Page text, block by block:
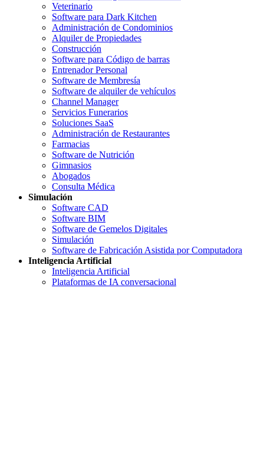
Veterinario
Software para Dark Kitchen
Administración de Condominios
Alquiler de Propiedades
Construcción
Software para Código de barras
Entrenador Personal
Software de Membresía
Software de alquiler de vehículos
Channel Manager
Servicios Funerarios
Soluciones SaaS
Administración de Restaurantes
Farmacias
Software de Nutrición
Gimnasios
Abogados
Consulta Médica
Simulación
Software CAD
Software BIM
Software de Gemelos Digitales
Simulación
Software de Fabricación Asistida por Computadora
Inteligencia Artificial
Inteligencia Artificial
Plataformas de IA conversacional